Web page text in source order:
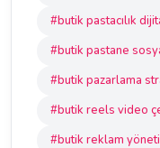
#butik pastacılık
#butik pastane
#butik pazarlama
#butik reels video
#butik reklam